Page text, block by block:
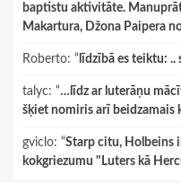
baptistu aktivitāte.
Makartura, Džona Paipera
Roberto: “ līdzībā es teiktu:
talyc: “…līdz ar luterāņu
šķiet nomiris arī beidzamais
gviclo: “Starp citu, Holbeins
kokgriezumu "Luters kā